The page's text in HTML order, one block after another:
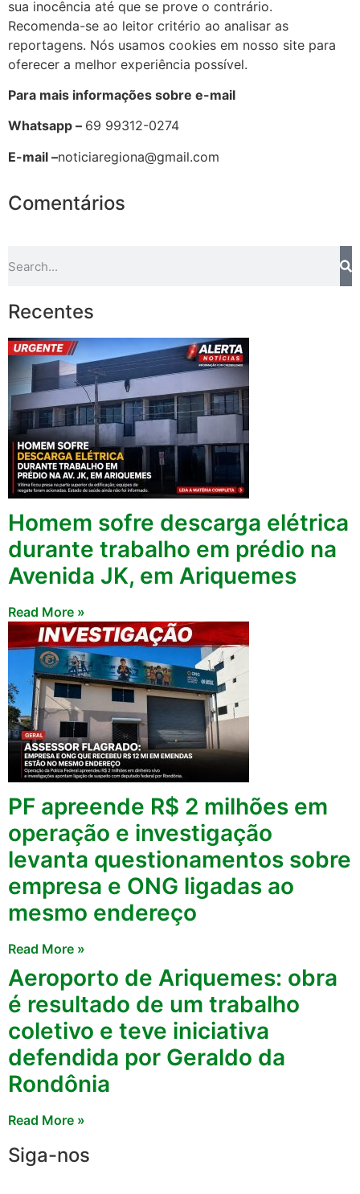
sua inocência até que se prove o contrário.
Recomenda-se ao leitor critério ao analisar as
reportagens. Nós usamos cookies em nosso site para
oferecer a melhor experiência possível.
Para mais informações sobre e-mail
Whatsapp – 69 99312-0274
E-mail –noticiaregiona@gmail.com
Comentários
Recentes
Homem sofre descarga elétrica
durante trabalho em prédio na
Avenida JK, em Ariquemes
Read More »
PF apreende R$ 2 milhões em
operação e investigação
levanta questionamentos sobre
empresa e ONG ligadas ao
mesmo endereço
Read More »
Aeroporto de Ariquemes: obra
é resultado de um trabalho
coletivo e teve iniciativa
defendida por Geraldo da
Rondônia
Read More »
Siga-nos